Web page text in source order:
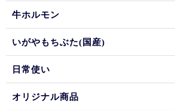
牛ホルモン
いがやもちぶた(国産)
日常使い
オリジナル商品